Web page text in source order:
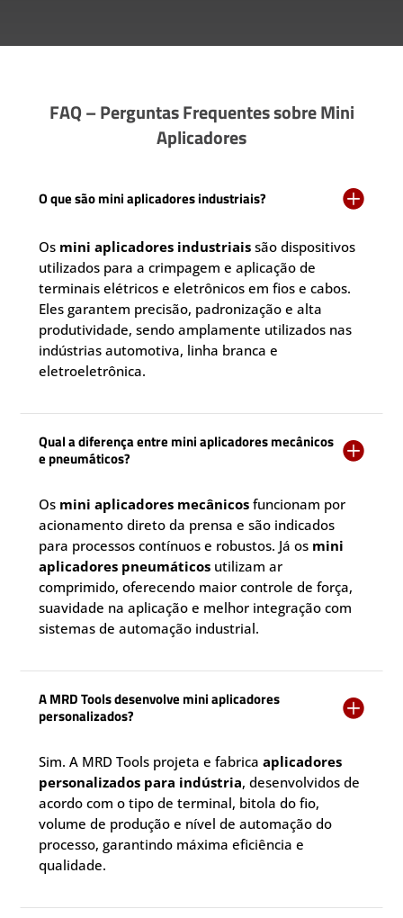
FAQ – Perguntas Frequentes sobre Mini
Aplicadores
O que são mini aplicadores industriais? 
Os mini aplicadores industriais são dispositivos
utilizados para a crimpagem e aplicação de
terminais elétricos e eletrônicos em fios e cabos.
Eles garantem precisão, padronização e alta
produtividade, sendo amplamente utilizados nas
indústrias automotiva, linha branca e
eletroeletrônica.
Qual a diferença entre mini aplicadores mecânicos
e pneumáticos?

Os mini aplicadores mecânicos funcionam por
acionamento direto da prensa e são indicados
para processos contínuos e robustos. Já os mini
aplicadores pneumáticos utilizam ar
comprimido, oferecendo maior controle de força,
suavidade na aplicação e melhor integração com
sistemas de automação industrial.
A MRD Tools desenvolve mini aplicadores
personalizados?

Sim. A MRD Tools projeta e fabricaaplicadores
personalizados para indústria, desenvolvidos de
acordo com o tipo de terminal, bitola do fio,
volume de produção e nível de automação do
processo, garantindo máxima eficiência e
qualidade.